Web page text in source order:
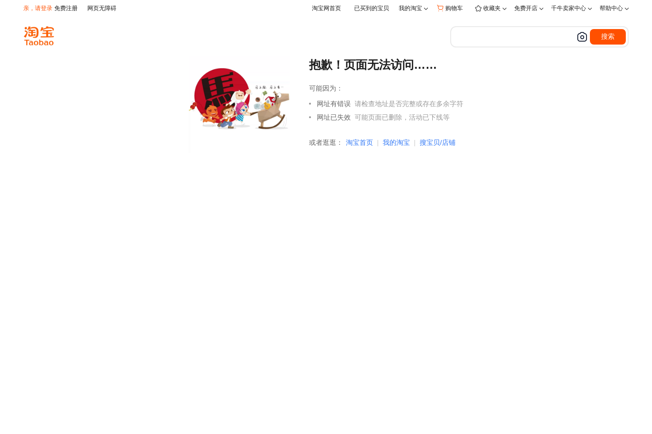
亲，请登录 免费注册 网页无障碍 淘宝网首页 已买到的宝贝 我的淘宝   购物车  收藏夹  免费开店  千牛卖家中心  帮助中心 
搜索
抱歉！页面无法访问……
可能因为：
网址有错误 请检查地址是否完整或存在多余字符
网址已失效 可能页面已删除，活动已下线等
或者逛逛： 淘宝首页 | 我的淘宝 | 搜宝贝/店铺